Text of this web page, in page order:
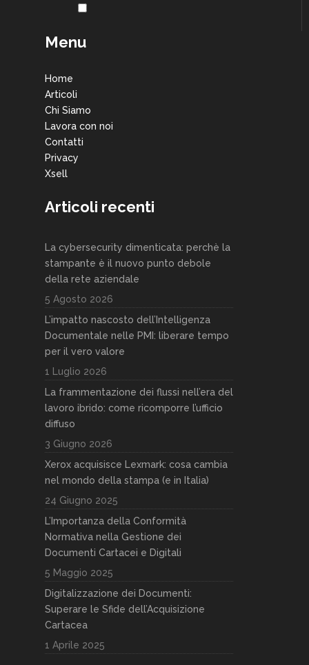
Menu
Home
Articoli
Chi Siamo
Lavora con noi
Contatti
Privacy
Xsell
Articoli recenti
La cybersecurity dimenticata: perchè la
stampante è il nuovo punto debole
della rete aziendale
5 Agosto 2026
L’impatto nascosto dell’Intelligenza
Documentale nelle PMI: liberare tempo
per il vero valore
1 Luglio 2026
La frammentazione dei flussi nell’era del
lavoro ibrido: come ricomporre l’ufficio
diffuso
3 Giugno 2026
Xerox acquisisce Lexmark: cosa cambia
nel mondo della stampa (e in Italia)
24 Giugno 2025
L’Importanza della Conformità
Normativa nella Gestione dei
Documenti Cartacei e Digitali
5 Maggio 2025
Digitalizzazione dei Documenti:
Superare le Sfide dell’Acquisizione
Cartacea
1 Aprile 2025